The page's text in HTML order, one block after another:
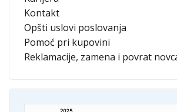
Kontakt
Opšti uslovi poslovanja
Pomoć pri kupovini
Reklamacije, zamena i povrat